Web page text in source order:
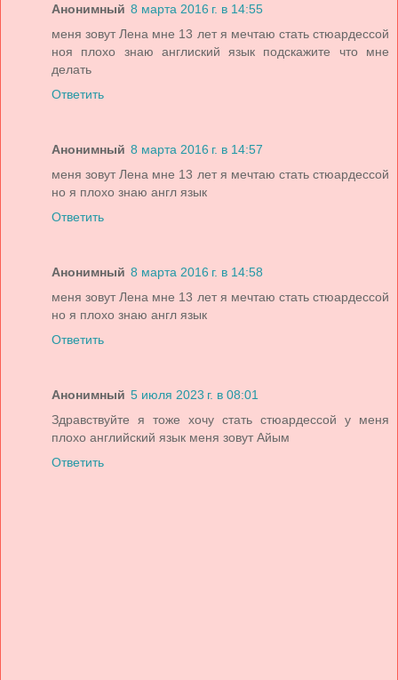
Анонимный 8 марта 2016 г. в 14:55
меня зовут Лена мне 13 лет я мечтаю стать стюардессой
ноя плохо знаю англиский язык подскажите что мне
делать
Ответить
Анонимный 8 марта 2016 г. в 14:57
меня зовут Лена мне 13 лет я мечтаю стать стюардессой
но я плохо знаю англ язык
Ответить
Анонимный 8 марта 2016 г. в 14:58
меня зовут Лена мне 13 лет я мечтаю стать стюардессой
но я плохо знаю англ язык
Ответить
Анонимный 5 июля 2023 г. в 08:01
Здравствуйте я тоже хочу стать стюардессой у меня
плохо английский язык меня зовут Айым
Ответить